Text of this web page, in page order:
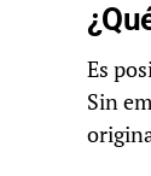
Es
Sin